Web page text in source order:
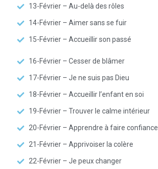
13-Février – Au-delà des rôles
14-Février – Aimer sans se fuir
15-Février – Accueillir son passé
16-Février – Cesser de blâmer
17-Février – Je ne suis pas Dieu
18-Février – Accueillir l’enfant en soi
19-Février – Trouver le calme intérieur
20-Février – Apprendre à faire confiance
21-Février – Apprivoiser la colère
22-Février – Je peux changer